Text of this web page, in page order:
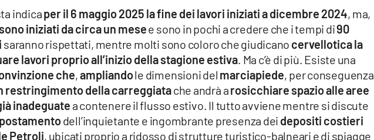
indicaper il 6 maggio 2025 la fine dei lavori iniziati a dicembre 2024, ma,
sono iniziati da circa un mesee sono in pochi a credere che i tempi di90
saranno rispettati, mentre molti sono coloro che giudicano cervellotica la
lavori proprio all’inizio della stagione estiva. Ma c’è di più. Esiste una
che,ampliandole dimensioni del marciapiede, per conseguenza
restringimento della carreggiatache andrà arosicchiare spazio alle aree
inadeguate a contenere il flusso estivo. Il tutto avviene mentre si discute
dell’inquietante e ingombrante presenza dei depositi costieri
Petroli, ubicati proprio a ridosso di strutture turistico-balneari e di spiagge